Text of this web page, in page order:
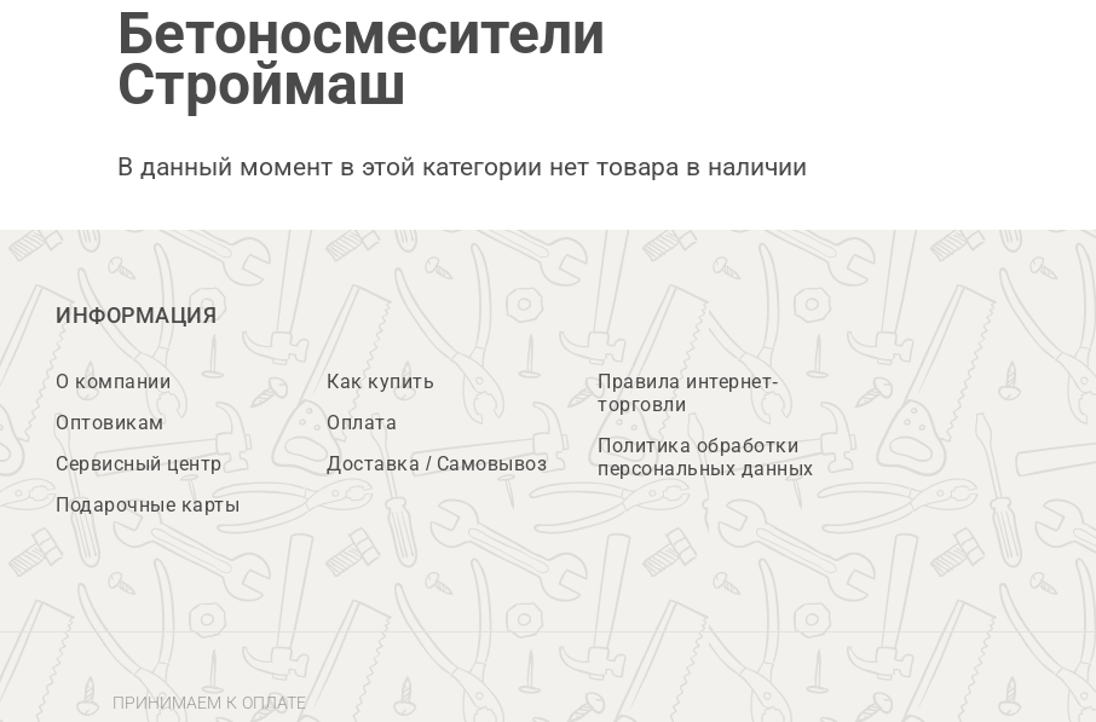
Бетоносмесители
Строймаш
В данный момент в этой категории нет товара в наличии
ИНФОРМАЦИЯ
О компании
Оптовикам
Сервисный центр
Подарочные карты
Как купить
Оплата
Доставка / Самовывоз
Правила интернет-
торговли
Политика обработки
персональных данных
ПРИНИМАЕМ К ОПЛАТЕ